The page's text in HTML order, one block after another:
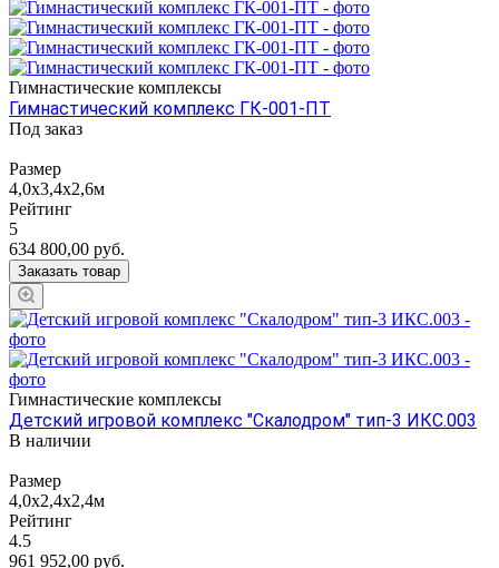
Гимнастические комплексы
Гимнастический комплекс ГК-001-ПТ
Под заказ
Размер
4,0х3,4х2,6м
Рейтинг
5
634 800,00 руб.
Заказать товар
Гимнастические комплексы
Детский игровой комплекс "Скалодром" тип-3 ИКС.003
В наличии
Размер
4,0х2,4х2,4м
Рейтинг
4.5
961 952,00 руб.